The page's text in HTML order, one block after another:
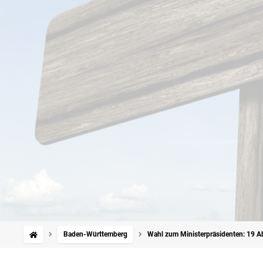
Baden-Württemberg Wahl zum Ministerpräsidenten: 19